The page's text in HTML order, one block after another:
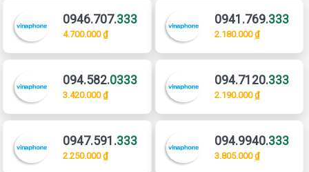
0946.707.333
4.700.000 ₫
0941.769.333
2.180.000 ₫
094.582.0333
3.420.000 ₫
094.7120.333
2.190.000 ₫
0947.591.333
2.250.000 ₫
094.9940.333
3.805.000 ₫